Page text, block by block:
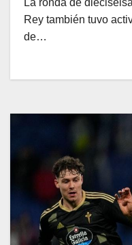
La ronda de
Rey también tuvo
de…